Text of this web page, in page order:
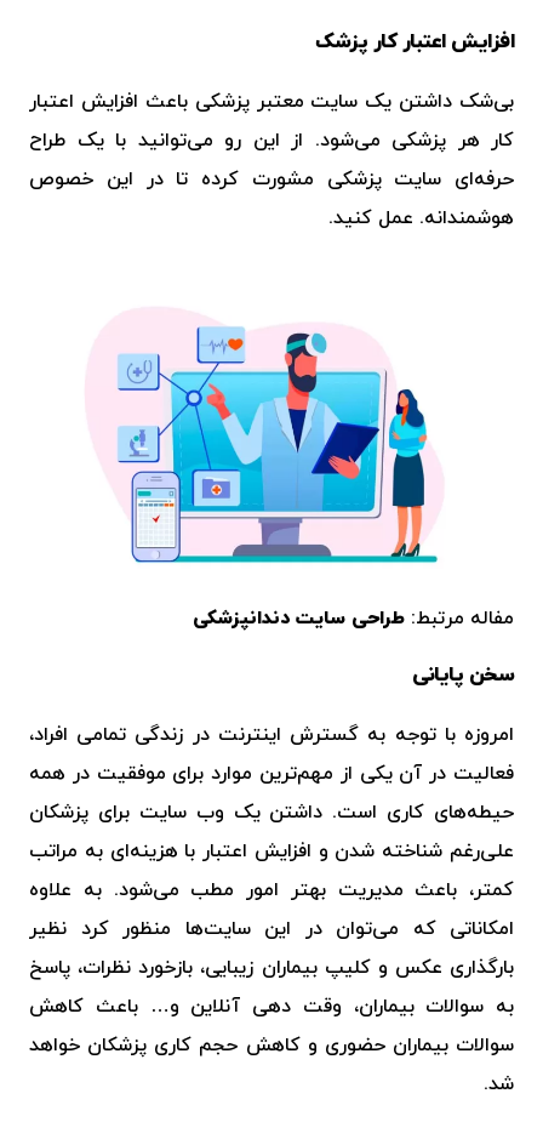
افزایش اعتبار کار پزشک
بی‌شک داشتن یک سایت معتبر پزشکی باعث افزایش اعتبار
کار هر پزشکی می‌شود‌. از این رو می‌توانید با یک طراح
حرفه‌ای سایت پزشکی مشورت کرده تا در این خصوص
هوشمندانه‌. عمل کنید.
مفاله مرتبط: طراحی سایت دندانپزشکی
سخن پایانی
امروزه با توجه به گسترش اینترنت در زندگی تمامی افراد،
فعالیت در آن یکی از مهم‌ترین موارد برای موفقیت در همه
حیطه‌های کاری است‌. داشتن یک وب سایتبرای پزشکان
علی‌رغم شناخته شدن و افزایش اعتبار با هزینه‌ای به مراتب
کمتر، باعث مدیریت بهتر امور مطب می‌شود. به علاوه
امکاناتی که می‌توان در این سایت‌ها منظور کرد نظیر
بارگذاری عکس و کلیپ بیماران زیبایی، بازخورد نظرات، پاسخ
به سوالات بیماران، وقت دهی آنلاین و… باعث کاهش
سوالات بیماران حضوری و کاهش حجم کاری پزشکان خواهد
شد.